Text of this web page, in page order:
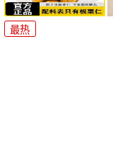
最热